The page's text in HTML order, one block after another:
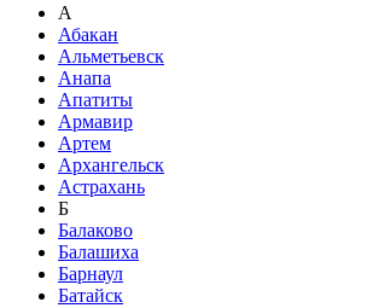
А
Абакан
Альметьевск
Анапа
Апатиты
Армавир
Артем
Архангельск
Астрахань
Б
Балаково
Балашиха
Барнаул
Батайск